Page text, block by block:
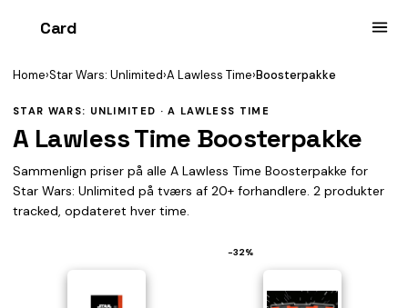
Card
Home›Star Wars: Unlimited›A Lawless Time›Boosterpakke
STAR WARS: UNLIMITED · A LAWLESS TIME
A Lawless Time Boosterpakke
Sammenlign priser på alle A Lawless Time Boosterpakke for
Star Wars: Unlimited på tværs af 20+ forhandlere. 2 produkter
tracked, opdateret hver time.
−32%